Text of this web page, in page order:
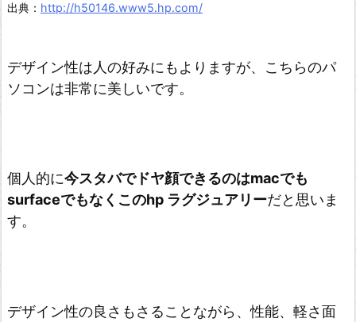
出典： http://h50146.www5.hp.com/
デザイン性は人の好みにもよりますが、こちらのパ
ソコンは非常に美しいです。
個人的に今スタバでドヤ顔できるのはmacでも
surfaceでもなくこのhp ラグジュアリーだと思いま
す。
デザイン性の良さもさることながら、性能、軽さ面